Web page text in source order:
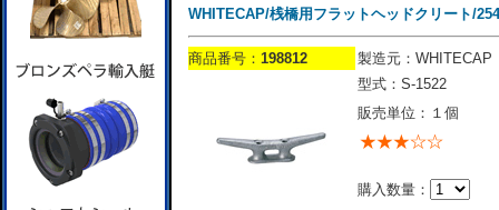
WHITECAP/桟橋用フラットヘッドクリート/
商品番号： 198812
製造元：WHITECAP
型式：S-1522
販売単位：１個
購入数量：